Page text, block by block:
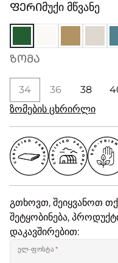
ᲤᲔᲠᲘმუქი მწვანე
ᲖᲝᲛᲐ
34 36 38
ზომების ცხრირლი
გთხოვთ, შეიყვანოთ
შეტყობინება,
დაკავშირებით:
ელ-ფოსტა*